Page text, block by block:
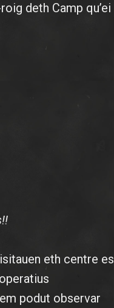
deth Camp qu’ei
eth centre es
podut observar